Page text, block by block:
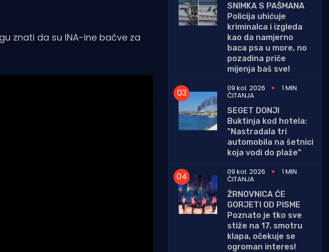
znati da su INA-ine bačve za
SNIMKA S PAŠMANA
Policija uhićuje
kriminalca i izgleda
kao da namjerno
baca psa u more, no
pozadina priče
mijenja baš sve!
09 kol. 2026
1 MIN.
ČITANJA
SEGET DONJI
Buktinja kod hotela:
"Nastradala tri
automobila na šetnici
koja vodi do plaže"
09 kol. 2026
1 MIN.
ČITANJA
ŽRNOVNICA ĆE
GORJETI OD PISME
Poznato je tko sve
stiže na 17. smotru
klapa, očekuje se
ogroman interes!